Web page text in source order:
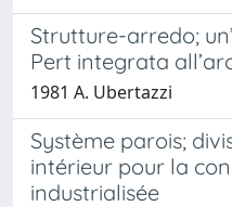
Strutture-arredo;
Pert integrata
1981 A. Ubertazzi
Système parois;
intérieur pour la
industrialisée